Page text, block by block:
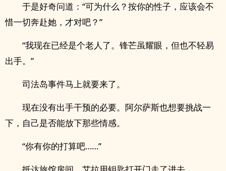
于是好奇问道：“可为什么？按你的性子，应该会不
惜一切奔赴她，才对吧？”
“我现在已经是个老人了。锋芒虽耀眼，但也不轻易
出手。”
司法岛事件马上就要来了。
现在没有出手干预的必要。阿尔萨斯也想要挑战一
下，自己是否能放下那些情感。
“你有你的打算吧……”